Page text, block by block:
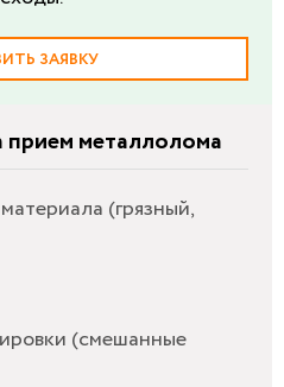
ЗАЯВКУ
прием металлолома
(грязный,
(смешанные